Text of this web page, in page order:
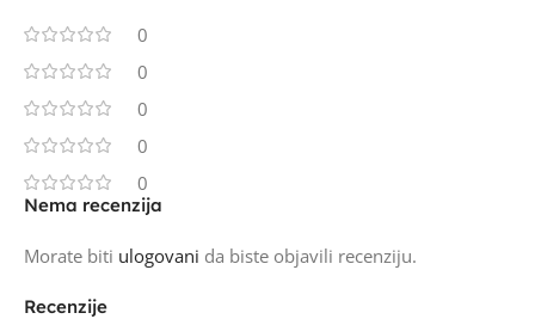
0
0
0
0
0
Recenzije
Nema recenzija
Morate biti ulogovani da biste objavili recenziju.